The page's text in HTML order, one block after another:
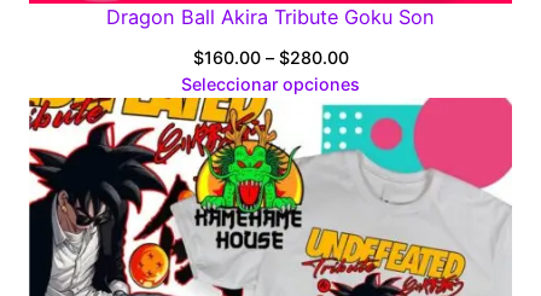
Dragon Ball Akira Tribute Goku Son
$160.00 – $280.00Price
range:
$160.00
through
$280.00
Seleccionar opciones